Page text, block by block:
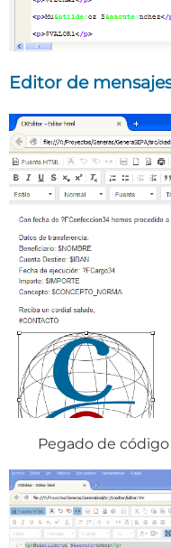
Editor de
Pegado de